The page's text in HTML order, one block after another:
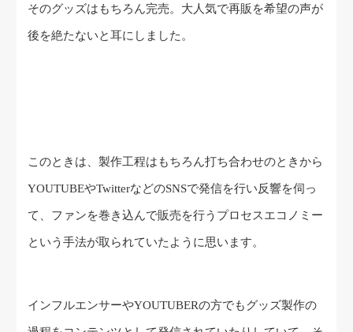
そのグッズはもちろん完売。大人気で再販を希望の声が
後を絶たないと耳にしました。
このときは、製作工程はもちろん打ち合わせのときから
YOUTUBEやTwitterなどのSNSで発信を行い反響を伺っ
て、ファンを巻き込んで販売を行うプロセスエコノミー
という手法が取られていたように思います。
インフルエンサーやYOUTUBERの方でもグッズ製作の